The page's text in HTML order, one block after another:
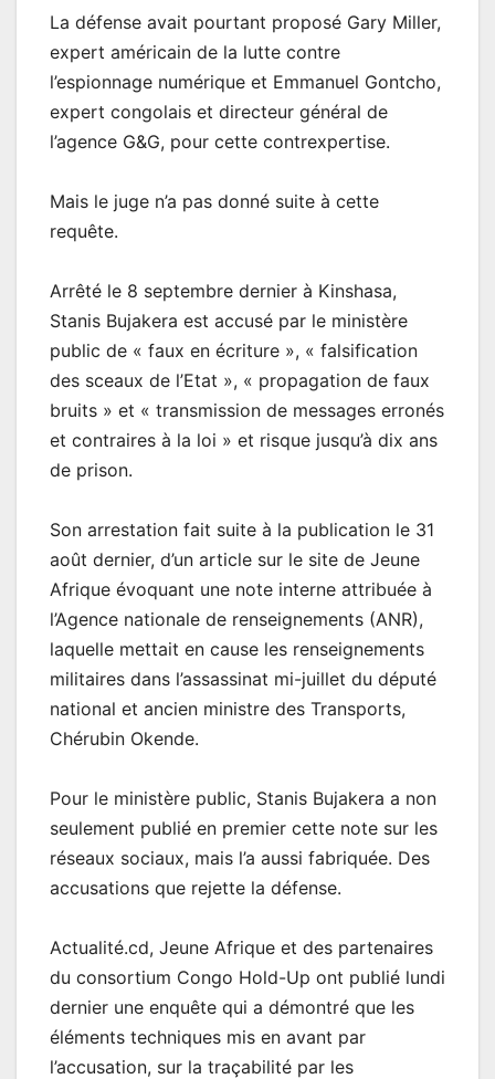
La défense avait pourtant proposé Gary Miller,
expert américain de la lutte contre
l’espionnage numérique et Emmanuel Gontcho,
expert congolais et directeur général de
l’agence G&G, pour cette contrexpertise.
Mais le juge n’a pas donné suite à cette
requête.
Arrêté le 8 septembre dernier à Kinshasa,
Stanis Bujakera est accusé par le ministère
public de « faux en écriture », « falsification
des sceaux de l’Etat », « propagation de faux
bruits » et « transmission de messages erronés
et contraires à la loi » et risque jusqu’à dix ans
de prison.
Son arrestation fait suite à la publication le 31
août dernier, d’un article sur le site de Jeune
Afrique évoquant une note interne attribuée à
l’Agence nationale de renseignements (ANR),
laquelle mettait en cause les renseignements
militaires dans l’assassinat mi-juillet du député
national et ancien ministre des Transports,
Chérubin Okende.
Pour le ministère public, Stanis Bujakera a non
seulement publié en premier cette note sur les
réseaux sociaux, mais l’a aussi fabriquée. Des
accusations que rejette la défense.
Actualité.cd, Jeune Afrique et des partenaires
du consortium Congo Hold-Up ont publié lundi
dernier une enquête qui a démontré que les
éléments techniques mis en avant par
l’accusation, sur la traçabilité par les